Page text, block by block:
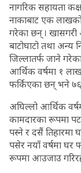
नागरिक सहायता
नाकाबाट एक लाखको
गरेका छन् । खासगरी
बाटोघाटो तथा अन्य
जिल्लातर्फ जाने
आर्थिक वर्षमा १
फर्किएका छन् भने
अघिल्लो आर्थिक
कामदारका रूपमा
पस्ने र दसैं तिहारमा
पसेर नयाँ वर्षमा घर
रूपमा आउजाउ